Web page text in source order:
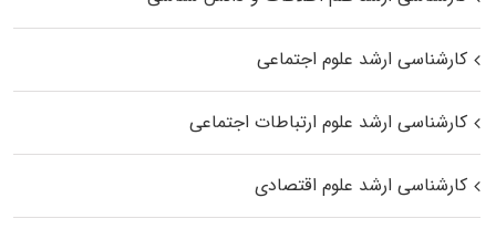
کارشناسی ارشد علوم اجتماعی
کارشناسی ارشد علوم ارتباطات اجتماعی
کارشناسی ارشد علوم اقتصادی